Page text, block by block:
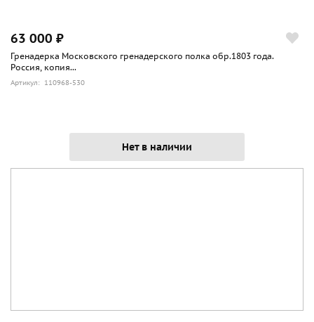
63 000 ₽
Гренадерка Московского гренадерского полка обр.1803 года.
Россия, копия...
Артикул: 110968-530
Нет в наличии